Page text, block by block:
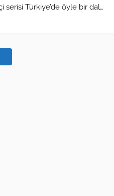
serisi Türkiye’de öyle bir dal…